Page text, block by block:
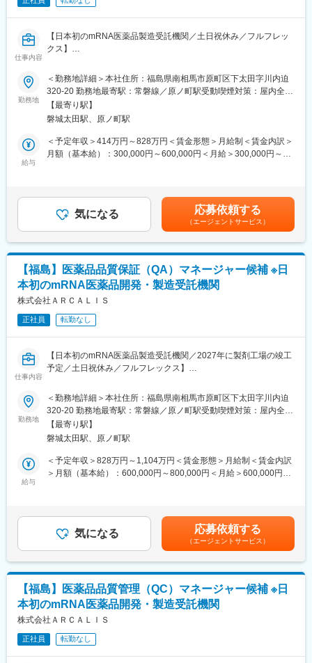
仕事内容
【日本初のmRNA医薬品製造受託機関／土日祝休み／フルフレッ
クス】
品質管理マネージャ―からの指示のもと、以下の業務を進めてい
ただきます。
QAで培った「文書レビュー」「品質視点」「リスク判断」のスキ
ルを活かしながら、QCとして 技術移管サポート と 原料受入試験
の業務を担当いただきます。
※業務においては、できる範囲からスタートし、段階的に習得して
いただきます。
会議）
・分析方法の確認および導入に伴う試験
・原料受入・原薬の品質試験（HPLC等を用いた理化学試験）
【品質管理部のチーム編成について】
当社の品質管理部は下記のチームに編成をされております。ご経
験に応じて担当のチーム配属をさせていただきます。
・原料試験・微生物試験担当
・技術移管担当
・機器担当
■当社について
当社は日本初のmRNA医薬品の開発・製造を受託する機関
施設を建設しています。「世界初の統合型mRNA医薬品CDMO事
業者として」mRNA医薬品の原薬製造と製剤製造の両方を手掛け
る世界初の統合型mRNA医薬品CDMOを目指しています。
当社はGMP準拠のmRNA原薬製造施設を2023年7月に竣工しまし
（レプリコン）の商品化を予定しています。2027年には製剤工場
の竣工も計画しており、充填及び凍結乾燥まで一気通貫で医薬品
勤務地
＜勤務地詳細＞本社住所：福島県南相馬市原町区下太田字川内迫
320-20 勤務地最寄駅：常磐線／原ノ町駅受動喫煙対策：屋内全面
禁煙変更の範囲：会社の定める事業所
【最寄り駅】
磐城太田駅、原ノ町駅
給与
＜予定年収＞414万円～828万円＜賃金形態＞月給制＜賃金内訳＞
月額（基本給）：300,000円～600,000円＜月給＞300,000円～
ディション手当賃金はあくまでも目安の金額であり、選考を通じ
て上下する可能性があります。月給(月額)は固定手当を含めた表記
です。
気になる 応募依頼する
（エージェントサービス）
【福島】医薬品品質保証（QA）マネージャー候補 ※日
本初のmRNA医薬品開発・製造受託機関
株式会社ＡＲＣＡＬＩＳ
正社員 転勤なし
仕事内容
【日本初のmRNA医薬品製造受託機関／2027年に製剤工場の竣工
予定／土日祝休み／フルフレックス】
とArcturus社からの技術移管業務を開始している。Arcturus社から
の原薬および製剤開発に関する製造、分析技術の移管を成功さ
せ、国内を中心とした治験薬、製品開発受託事業の品質保証を統
括する。
■仕事内容：
・Arcturus社からの技術移転計画に従い、３局対応の品質マネー
ジメントマネージメントシステムを構築（組織、役割・責任、ス
ら、自部署のみならず、他部署の品質改善を促す。
・品質システムのサブシステムの構築、普及推進、定着、改善活
動計画、年間計画の立案・実行を統括する
・技術移転対象製品の適切な製造管理及び、品質管理の確保を統
括する（変更管理、逸脱/不適合処理等）
・南相馬工場製造部門の品質システム構築と運用推進業務を管理
監督する
・治験薬/製品の品質情報（苦情含む）、品質不良・回収の処理を
統括する
・委託先企業の監査および、品質改善を統括する
勤務地
＜勤務地詳細＞本社住所：福島県南相馬市原町区下太田字川内迫
320-20 勤務地最寄駅：常磐線／原ノ町駅受動喫煙対策：屋内全面
禁煙変更の範囲：会社の定める事業所
【最寄り駅】
磐城太田駅、原ノ町駅
給与
＜予定年収＞828万円～1,104万円＜賃金形態＞月給制＜賃金内訳
＞月額（基本給）：600,000円～800,000円＜月給＞600,000円～
ディション手当賃金はあくまでも目安の金額であり、選考を通じ
て上下する可能性があります。月給(月額)は固定手当を含めた表記
です。
気になる 応募依頼する
（エージェントサービス）
【福島】医薬品品質管理（QC）マネージャー候補 ※日
本初のmRNA医薬品開発・製造受託機関
株式会社ＡＲＣＡＬＩＳ
正社員 転勤なし